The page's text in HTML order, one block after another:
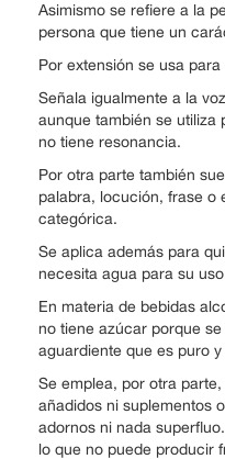
Asimismo se refiere a la
persona que tiene un
Por extensión se usa
Señala igualmente a la
aunque también se utiliza
no tiene resonancia.
Por otra parte también
palabra, locución, frase o
categórica.
Se aplica además para
necesita agua para su
En materia de bebidas
no tiene azúcar porque
aguardiente que es puro
Se emplea, por otra
añadidos ni suplementos
adornos ni nada
lo que no puede producir